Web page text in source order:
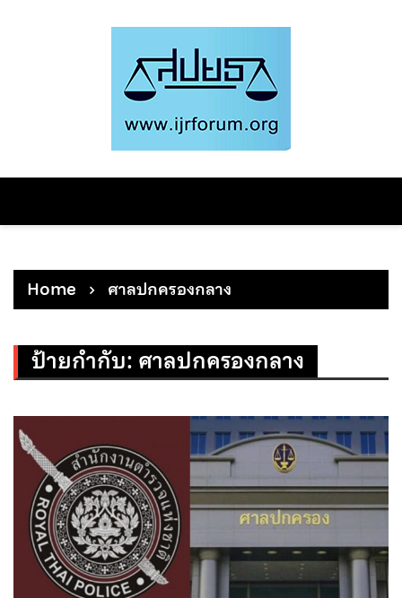
Home ศาลปกครองกลาง
ป้ายกำกับ: ศาลปกครองกลาง